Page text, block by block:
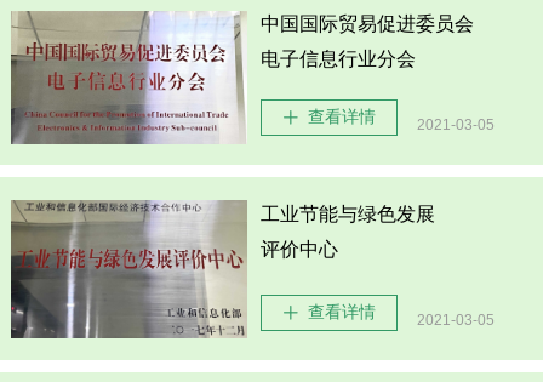
中国国际贸易促进委员会
电子信息行业分会
ꄸ 查看详情 2021-03-05
工业节能与绿色发展
评价中心
ꄸ 查看详情 2021-03-05